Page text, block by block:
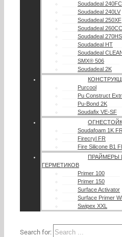
Soudadeal 240FC
Soudadeal 240LV
Soudadeal 250XF
Soudadeal 260CC
Soudadeal 270HS
Soudadeal HT
Soudadeal
SMX® 506
Soudadeal 2K
Purcool
Pu Construct
Pu-Bond 2K
Soudafix VE-SF
Soudafoam 1K FR
Firecryl FR
Fire Silicone B1
ПРАЙМЕРЫ
ГЕРМЕТИКОВ
Primer 100
Primer 150
Surface Activator
Surface Primer
Swipex XXL
Search for: